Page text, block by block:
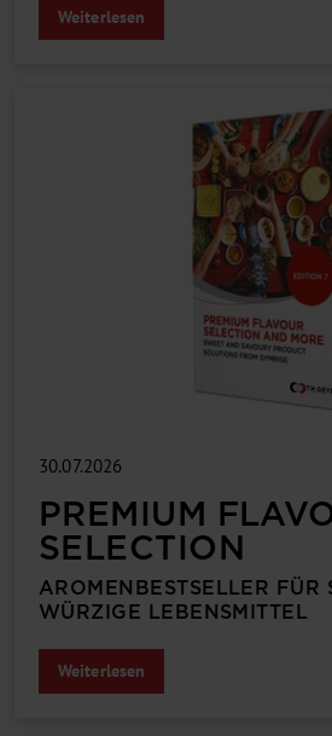
Weiterlesen
30.07.2026
PREMIUM
SELECTION
AROMENBEST­SELLER FÜR
ÜR­ZIGE LEBENS­MITTEL
Weiterlesen